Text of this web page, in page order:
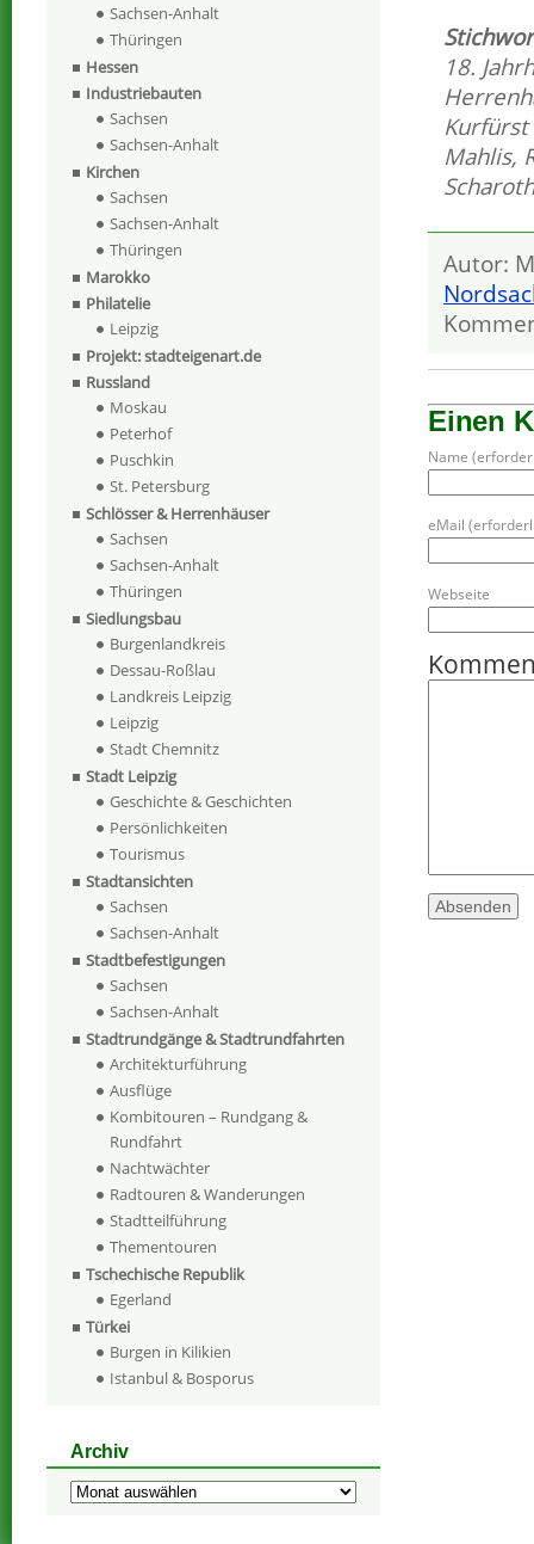
18.
Kurfürst
Mahlis,
Scharoth
Autor:
Einen
Name
eMail
Webseite
Sachsen-Anhalt
Thüringen
Hessen
Industriebauten
Sachsen
Sachsen-Anhalt
Kirchen
Sachsen
Sachsen-Anhalt
Thüringen
Marokko
Philatelie
Leipzig
Projekt: stadteigenart.de
Russland
Moskau
Peterhof
Puschkin
St. Petersburg
Schlösser & Herrenhäuser
Sachsen
Sachsen-Anhalt
Thüringen
Siedlungsbau
Burgenlandkreis
Dessau-Roßlau
Landkreis Leipzig
Leipzig
Stadt Chemnitz
Stadt Leipzig
Geschichte & Geschichten
Persönlichkeiten
Tourismus
Stadtansichten
Sachsen
Sachsen-Anhalt
Stadtbefestigungen
Sachsen
Sachsen-Anhalt
Stadtrundgänge & Stadtrundfahrten
Architekturführung
Ausflüge
Kombitouren – Rundgang &
Rundfahrt
Nachtwächter
Radtouren & Wanderungen
Stadtteilführung
Thementouren
Tschechische Republik
Egerland
Türkei
Burgen in Kilikien
Istanbul & Bosporus
Archiv
Archiv